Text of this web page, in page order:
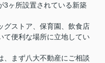
3ヶ所設置されている新築
グストア、保育園、飲食店
て便利な場所に立地してい
、まず八大不動産にご相談